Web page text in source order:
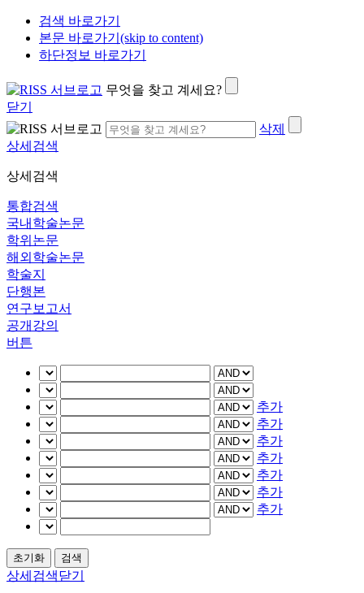
검색 바로가기
본문 바로가기(skip to content)
하단정보 바로가기
무엇을 찾고 계세요?
닫기
삭제
상세검색
상세검색
통합검색
국내학술논문
학위논문
해외학술논문
학술지
단행본
연구보고서
공개강의
버튼
추가
추가
추가
추가
추가
추가
추가
상세검색닫기